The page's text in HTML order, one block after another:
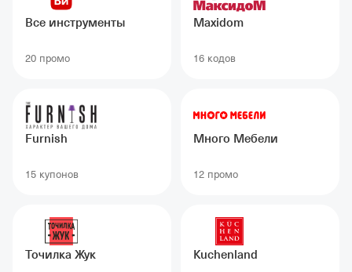
Все инструменты
20 промо
Maxidom
16 кодов
Furnish
15 купонов
Много Мебели
12 промо
Точилка Жук Kuchenland